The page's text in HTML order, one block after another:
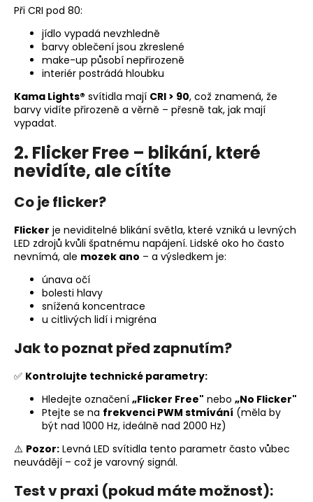
Při CRI pod 80:
jídlo vypadá nevzhledně
barvy oblečení jsou zkreslené
make-up působí nepřirozeně
interiér postrádá hloubku
Kama Lights® svítidla mají CRI > 90, což znamená, že
barvy vidíte přirozeně a věrně – přesně tak, jak mají
vypadat.
2. Flicker Free – blikání, které
nevidíte, ale cítíte
Co je flicker?
Flicker je neviditelné blikání světla, které vzniká u levných
LED zdrojů kvůli špatnému napájení. Lidské oko ho často
nevnímá, ale mozek ano – a výsledkem je:
únava očí
bolesti hlavy
snížená koncentrace
u citlivých lidí i migréna
Jak to poznat před zapnutím?
✅ Kontrolujte technické parametry:
Hledejte označení „Flicker Free" nebo „No Flicker"
Ptejte se na frekvenci PWM stmívání (měla by
být nad 1000 Hz, ideálně nad 2000 Hz)
⚠️ Pozor: Levná LED svítidla tento parametr často vůbec
neuvádějí – což je varovný signál.
Test v praxi (pokud máte možnost):